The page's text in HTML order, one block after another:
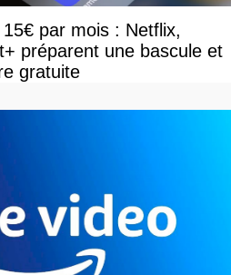
par mois : Netflix,
préparent une bascule et
gratuite